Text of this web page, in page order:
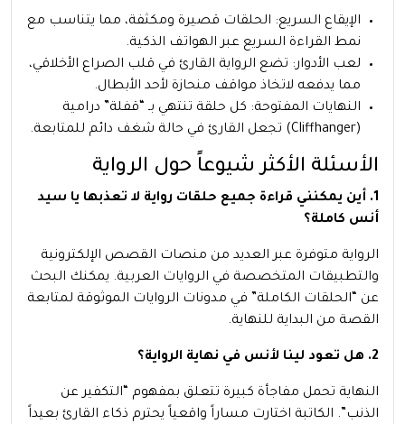
الإيقاع السريع: الحلقات قصيرة ومكثفة، مما يتناسب مع
نمط القراءة السريع عبر الهواتف الذكية.
لعب الأدوار: تضع الرواية القارئ في قلب الصراع الأخلاقي،
مما يدفعه لاتخاذ مواقف منحازة لأحد الأبطال.
النهايات المفتوحة: كل حلقة تنتهي بـ “قفلة” درامية
(Cliffhanger) تجعل القارئ في حالة شغف دائم للمتابعة.
الأسئلة الأكثر شيوعاً حول الرواية
1. أين يمكنني قراءة جميع حلقات رواية لا تعذبها يا سيد
أنس كاملة؟
الرواية متوفرة عبر العديد من منصات القصص الإلكترونية
والتطبيقات المتخصصة في الروايات العربية. يمكنك البحث
عن “الحلقات الكاملة” في مدونات الروايات الموثوقة لمتابعة
القصة من البداية للنهاية.
2. هل تعود لينا لأنس في نهاية الرواية؟
النهاية تحمل مفاجأة كبيرة تتعلق بمفهوم “التكفير عن
الذنب”. الكاتبة اختارت مساراً واقعياً يحترم ذكاء القارئ بعيداً